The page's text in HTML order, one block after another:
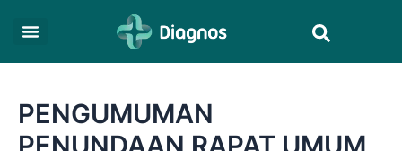
PENGUMUMAN
navigation